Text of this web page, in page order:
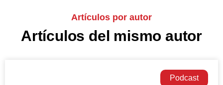
Artículos por autor
Artículos del mismo autor
Podcast